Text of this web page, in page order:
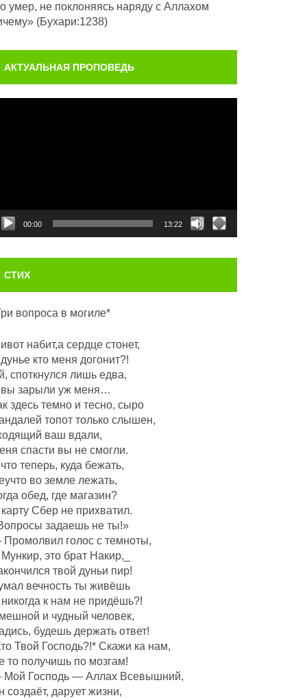
умер, не поклоняясь наряду с Аллахом
(Бухари:1238)
АКТУАЛЬНАЯ ПРОПОВЕДЬ
00:00 13:22
СТИХ
вопроса в могиле*
набит,а сердце стонет,
кто меня догонит?!
споткнулся лишь едва,
зарыли уж меня…
здесь темно и тесно, сыро
топот только слышен,
ваш вдали,
спасти вы не смогли.
теперь, куда бежать,
во земле лежать,
обед, где магазин?
Сбер не прихватил.
задаешь не ты!»
голос с темноты,
это брат Накир,_
твой дуньи пир!
вечность ты живёшь
к нам не придёшь?!
и чудный человек,
будешь держать ответ!
Твой Господь?!* Скажи ка нам,
то получишь по мозгам!
Господь — Аллах Всевышний,
создаëт, дарует жизни,